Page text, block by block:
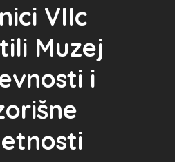
VIIc
Muzej
i